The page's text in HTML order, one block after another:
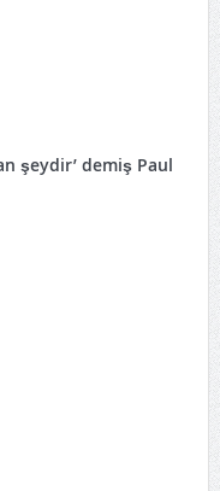
şeydir’ demiş Paul